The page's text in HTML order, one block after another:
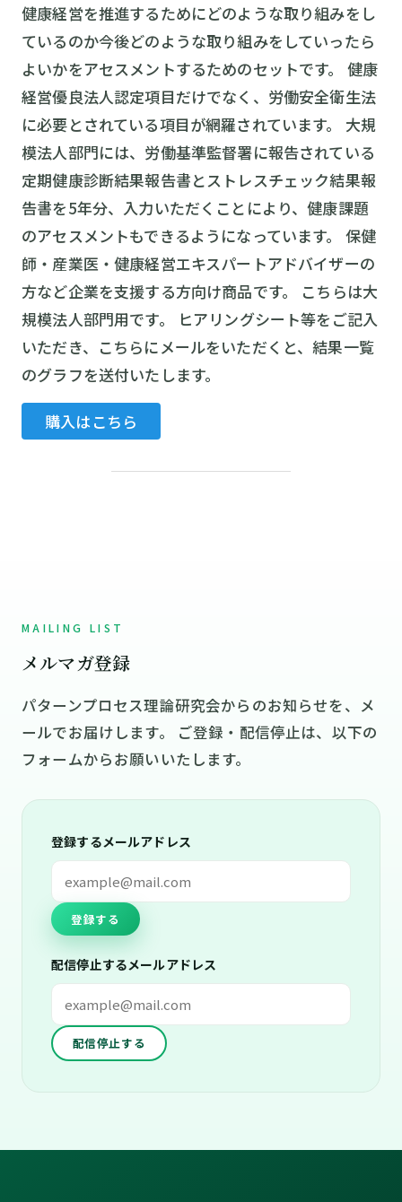
健康経営を推進するためにどのような取り組みをし
ているのか今後どのような取り組みをしていったら
よいかをアセスメントするためのセットです。 健康
経営優良法人認定項目だけでなく、労働安全衛生法
に必要とされている項目が網羅されています。 大規
模法人部門には、労働基準監督署に報告されている
定期健康診断結果報告書とストレスチェック結果報
告書を5年分、入力いただくことにより、健康課題
のアセスメントもできるようになっています。 保健
師・産業医・健康経営エキスパートアドバイザーの
方など企業を支援する方向け商品です。 こちらは大
規模法人部門用です。 ヒアリングシート等をご記入
いただき、こちらにメールをいただくと、結果一覧
のグラフを送付いたします。
購入はこちら
MAILING LIST
メルマガ登録
パターンプロセス理論研究会からのお知らせを、メ
ールでお届けします。 ご登録・配信停止は、以下の
フォームからお願いいたします。
登録するメールアドレス
登録する
配信停止するメールアドレス
配信停止する